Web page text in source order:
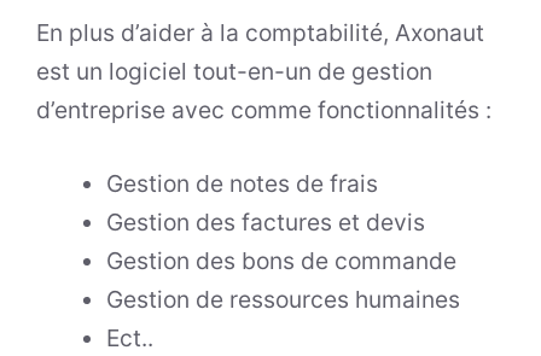
En plus d’aider à la comptabilité, Axonaut
est un logiciel tout-en-un de gestion
d’entreprise avec comme fonctionnalités :
Gestion de notes de frais
Gestion des factures et devis
Gestion des bons de commande
Gestion de ressources humaines
Ect..